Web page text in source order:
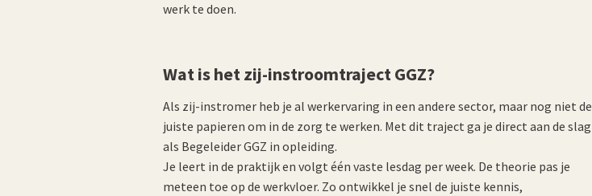
werk te doen.
Wat is het zij-instroomtraject GGZ?
Als zij-instromer heb je al werkervaring in een andere sector, maar nog niet de
juiste papieren om in de zorg te werken. Met dit traject ga je direct aan de slag
als Begeleider GGZ in opleiding.
Je leert in de praktijk en volgt één vaste lesdag per week. De theorie pas je
meteen toe op de werkvloer. Zo ontwikkel je snel de juiste kennis,